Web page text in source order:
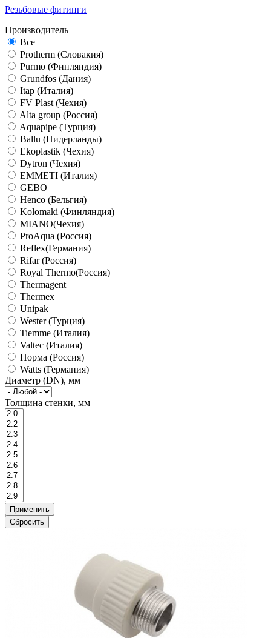
Резьбовые фитинги
Производитель
Все
Protherm (Словакия)
Purmo (Финляндия)
Grundfos (Дания)
Itap (Италия)
FV Plast (Чехия)
Alta group (Россия)
Aquapipe (Турция)
Ballu (Нидерланды)
Ekoplastik (Чехия)
Dytron (Чехия)
EMMETI (Италия)
GEBO
Henco (Бельгия)
Kolomaki (Финляндия)
MIANO(Чехия)
ProAqua (Россия)
Reflex(Германия)
Rifar (Россия)
Royal Thermo(Россия)
Thermagent
Thermex
Unipak
Wester (Турция)
Tiemme (Италия)
Valtec (Италия)
Норма (Россия)
Watts (Германия)
Диаметр (DN), мм
Толщина стенки, мм